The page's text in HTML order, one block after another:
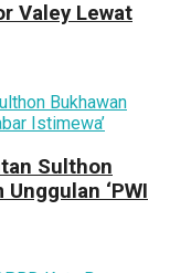
Valey Lewat
Sulthon
‘PWI